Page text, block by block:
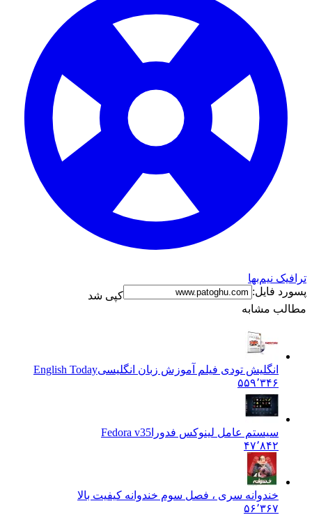
ترافیک نیم‌بها
پسورد فایل:
کپی شد
مطالب مشابه
انگلیش تودی فیلم آموزش زبان انگليسیEnglish Today
۵۵۹٬۳۴۶
سیستم عامل لینوکس فدورا Fedora v35
۴۷٬۸۴۲
خندوانه سری ، فصل سوم خندوانه کیفیت بالا
۵۶٬۳۶۷